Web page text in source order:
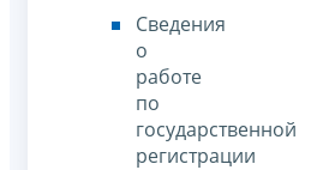
Сведения
о
работе
по
государственной
регистрации